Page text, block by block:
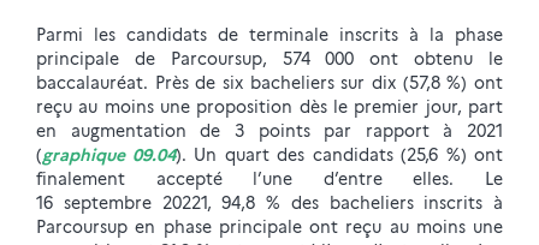
Parmi les candidats de terminale inscrits à la phase
principale de Parcoursup, 574 000 ont obtenu le
baccalauréat. Près de six bacheliers sur dix (57,8 %) ont
reçu au moins une proposition dès le premier jour, part
en augmentation de 3 points par rapport à 2021
(graphique 09.04). Un quart des candidats (25,6 %) ont
finalement accepté l’une d’entre elles. Le
16 septembre 20221, 94,8 % des bacheliers inscrits à
Parcoursup en phase principale ont reçu au moins une